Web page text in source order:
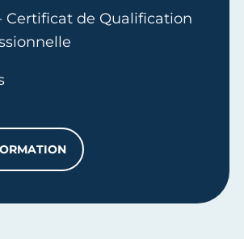
Certificat de Qualification
CQP TECHNICIEN MOTOCYCLES